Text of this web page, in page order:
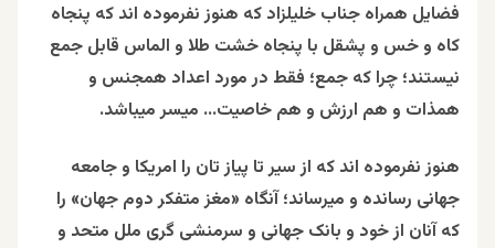
فضایل همراه جناب خلیلزاد که هنوز نفرموده اند که پنجاه
کاه و خس و پشقل با پنجاه خشت طلا و الماس قابل جمع
نیستند؛ چرا که جمع؛ فقط در مورد اعداد همجنس و
همذات و هم ارزش و هم خاصیت… میسر میباشد.
هنوز نفرموده اند که از سیر تا پیاز تان را امریکا و جامعه
جهانی رسانده و میرساند؛ آنگاه «مغز متفکر دوم جهان» را
که آنان از خود و بانک جهانی و سرمنشی گری ملل متحد و